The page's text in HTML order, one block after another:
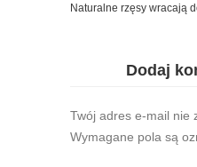
Naturalne rzęsy wracają
Dodaj
Twój adres e-mail nie
Wymagane pola są